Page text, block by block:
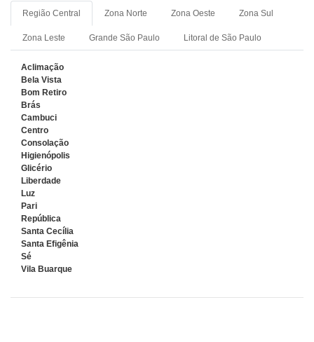
Região Central Zona Norte Zona Oeste Zona Sul
Zona Leste Grande São Paulo Litoral de São Paulo
Aclimação
Bela Vista
Bom Retiro
Brás
Cambuci
Centro
Consolação
Higienópolis
Glicério
Liberdade
Luz
Pari
República
Santa Cecília
Santa Efigênia
Sé
Vila Buarque